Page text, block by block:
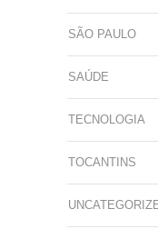
SÃO PAULO
SAÚDE
TECNOLOGIA
TOCANTINS